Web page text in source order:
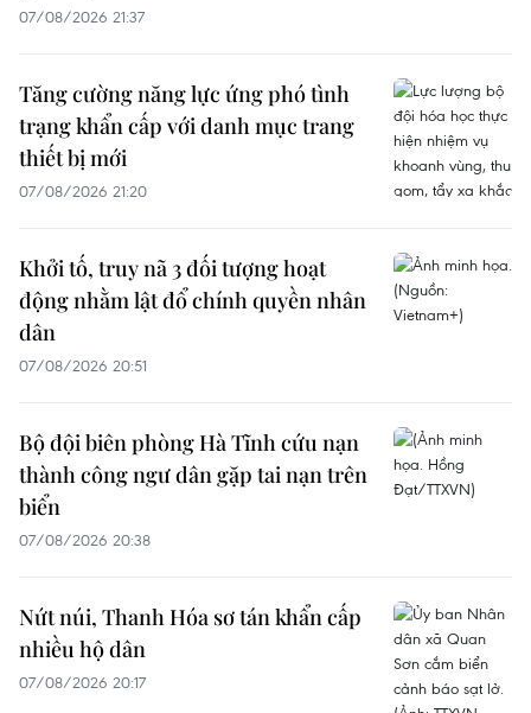
07/08/2026 21:37
Tăng cường năng lực ứng phó tình
trạng khẩn cấp với danh mục trang
thiết bị mới
07/08/2026 21:20
Khởi tố, truy nã 3 đối tượng hoạt
động nhằm lật đổ chính quyền nhân
dân
07/08/2026 20:51
Bộ đội biên phòng Hà Tĩnh cứu nạn
thành công ngư dân gặp tai nạn trên
biển
07/08/2026 20:38
Nứt núi, Thanh Hóa sơ tán khẩn cấp
nhiều hộ dân
07/08/2026 20:17